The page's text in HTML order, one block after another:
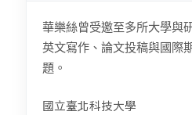
華樂絲曾受邀至多所大學與
英文寫作、論文投稿與國際
題。
國立臺北科技大學